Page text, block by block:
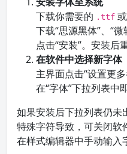
下载你需要的 .ttf 或
下载“思源黑体”、“
点击“安装”。安装后
在软件中选择新字体
主界面点击“设置更
在“字体”下拉列表中
如果安装后下拉列表仍未
特殊字符导致，可关闭软
在样式编辑器中手动输入